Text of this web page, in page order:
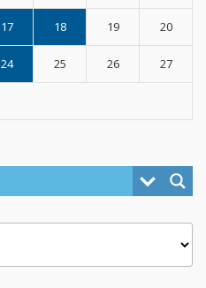
17 18 19 20
24 25 26 27